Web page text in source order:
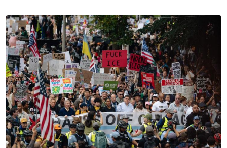
основному
содержанию